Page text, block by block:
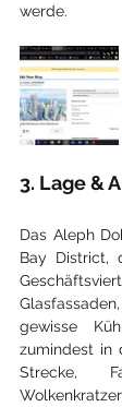
werde.
3. Lage &
Das Aleph
Bay District,
gewisse
zumindest in
Strecke,